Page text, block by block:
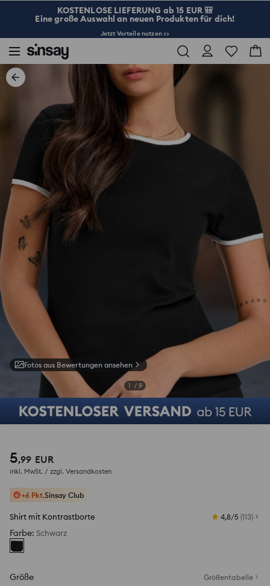
KOSTENLOSE LIEFERUNG ab 15 EUR 🎒
Eine große Auswahl an neuen Produkten für dich!
Jetzt Vorteile nutzen >>
Fotos aus Bewertungen ansehen
1 / 9
5,99 EUR
inkl. MwSt. / zzgl. Versandkosten
+6 Pkt.Sinsay Club
Shirt mit Kontrastborte 4,8/5 (113)
Farbe: Schwarz
Größe Größentabelle